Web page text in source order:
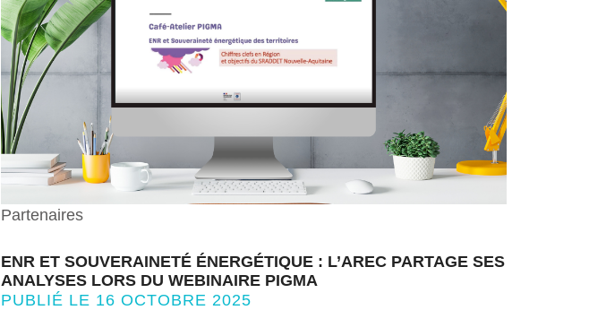
Partenaires
ENR ET SOUVERAINETÉ ÉNERGÉTIQUE : L’AREC PARTAGE SES
ANALYSES LORS DU WEBINAIRE PIGMA
PUBLIÉ LE 16 OCTOBRE 2025